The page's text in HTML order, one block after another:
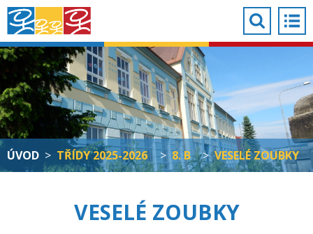
ÚVOD > TŘÍDY 2025-2026 > 8. B > VESELÉ ZOUBKY
VESELÉ ZOUBKY